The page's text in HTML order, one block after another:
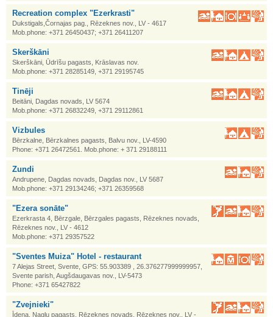
Recreation complex "Ezerkrasti"
Dukstigals,Čornajas pag., Rēzeknes nov., LV - 4617
Mob.phone: +371 26450437; +371 26411207
Skerškāni
Skerškāni, Ūdrīšu pagasts, Krāslavas nov.
Mob.phone: +371 28285149, +371 29195745
Tinēji
Beitāni, Dagdas novads, LV 5674
Mob.phone: +371 26832249, +371 29112861
Vizbules
Bērzkalne, Bērzkalnes pagasts, Balvu nov., LV-4590
Phone: +371 26472561. Mob.phone: + 371 29188111
Zundi
Andrupene, Dagdas novads, Dagdas nov., LV 5687
Mob.phone: +371 29134246; +371 26359568
"Ezera sonāte"
Ezerkrasta 4, Bērzgale, Bērzgales pagasts, Rēzeknes novads,
Rēzeknes nov., LV - 4612
Mob.phone: +371 29357522
"Sventes Muiza" Hotel - restaurant
7 Alejas Street, Svente, GPS: 55.903389 , 26.376277999999957,
Svente parish, Augšdaugavas nov., LV-5473
Phone: +371 65427822
"Zvejnieki"
Īdeņa, Nagļu pagasts, Rēzeknes novads, Rēzeknes nov., LV -